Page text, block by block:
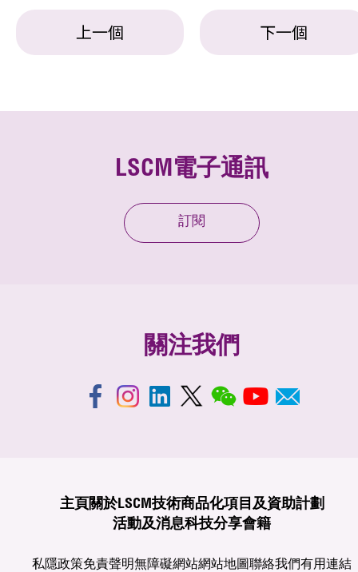
上一個 下一個
LSCM電子通訊
訂閱
關注我們
主頁 關於LSCM技術商品化項目及資助計劃
活動及消息科技分享會籍
私隱政策免責聲明無障礙網站網站地圖聯絡我們有用連結